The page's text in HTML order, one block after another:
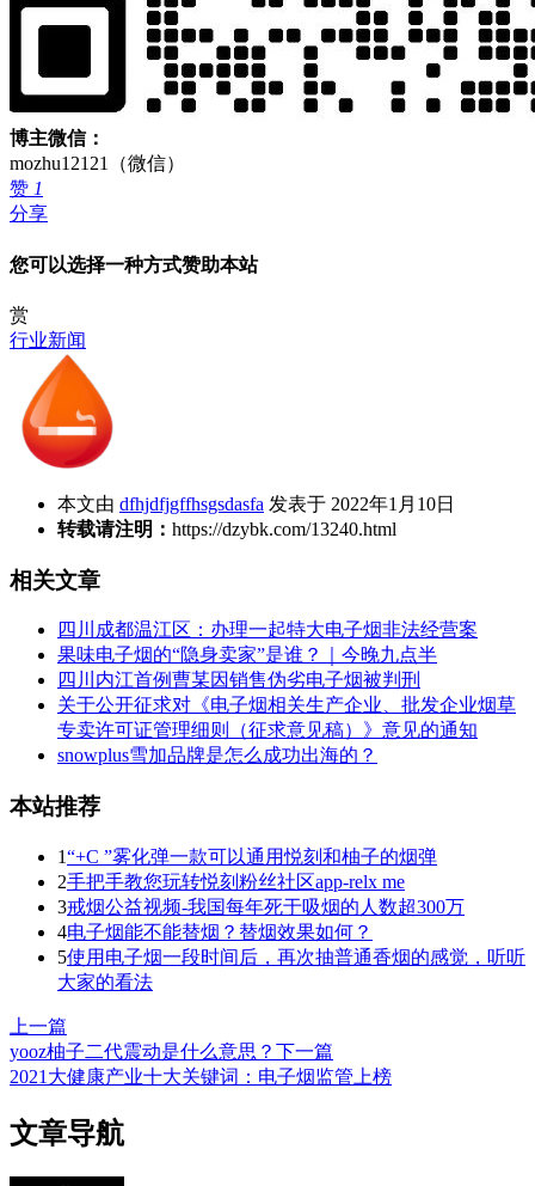
博主微信：
mozhu12121（微信）
赞 1
分享
您可以选择一种方式赞助本站
赏
行业新闻
本文由 dfhjdfjgffhsgsdasfa 发表于 2022年1月10日
转载请注明： https://dzybk.com/13240.html
相关文章
四川成都温江区：办理一起特大电子烟非法经营案
果味电子烟的“隐身卖家”是谁？｜今晚九点半
四川内江首例曹某因销售伪劣电子烟被判刑
关于公开征求对《电子烟相关生产企业、批发企业烟草
专卖许可证管理细则（征求意见稿）》意见的通知
snowplus雪加品牌是怎么成功出海的？
本站推荐
1“+C ”雾化弹一款可以通用悦刻和柚子的烟弹
2手把手教您玩转悦刻粉丝社区app-relx me
3戒烟公益视频-我国每年死于吸烟的人数超300万
4电子烟能不能替烟？替烟效果如何？
5使用电子烟一段时间后，再次抽普通香烟的感觉，听听
大家的看法
上一篇
yooz柚子二代震动是什么意思？ 下一篇
2021大健康产业十大关键词：电子烟监管上榜
文章导航